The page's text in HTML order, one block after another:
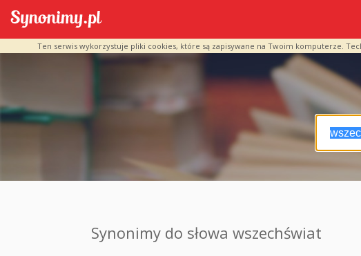
Ten serwis wykorzystuje pliki cookies, które są zapisywane na Twoim komputerze.
Synonimy do słowa wszechświat